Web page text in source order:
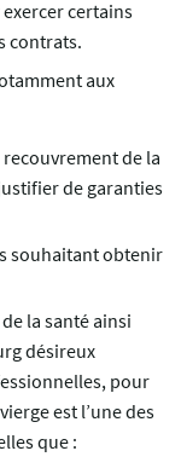
certains
contrats.
aux
de la
de garanties
souhaitant obtenir
la santé ainsi
désireux
pour
est l’une des
que :